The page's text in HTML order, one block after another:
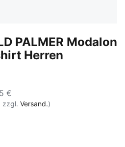
PALMER Modalon
Herren
€
zzgl. Versand.)